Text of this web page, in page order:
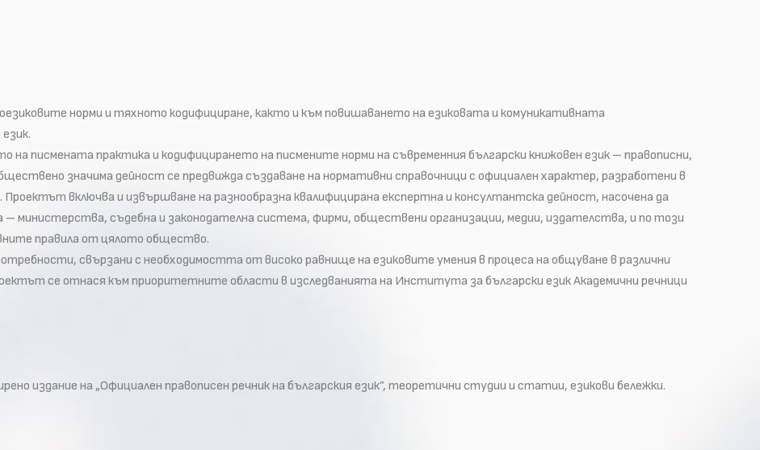
норми и тяхното кодифициране, както и към повишаването на езиковата и комуникативната
на писмената практика и кодифицирането на писмените норми на съвременния български книжовен език – правописни,
значима дейност се предвижда създаване на нормативни справочници с официален характер, разработени в
включва и извършване на разнообразна квалифицирана експертна и консултантска дейност, насочена да
министерства, съдебна и законодателна система, фирми, обществени организации, медии, издателства, и по този
правила от цялото общество.
свързани с необходимостта от високо равнище на езиковите умения в процеса на общуване в различни
се отнася към приоритетните области в изследванията на Института за български език Академични речници
издание на „Официален правописен речник на българския език”, теоретични студии и статии, езикови бележки.